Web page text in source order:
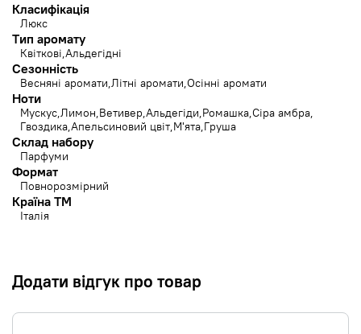
Класифікація
Люкс
Тип аромату
Квіткові Альдегідні
Сезонність
Весняні аромати Літні аромати Осінні аромати
Ноти
Мускус Лимон Ветивер Альдегіди Ромашка Сіра амбра
Гвоздика Апельсиновий цвіт М'ята Груша
Склад набору
Парфуми
Формат
Повнорозмірний
Країна ТМ
Італія
Додати відгук про товар